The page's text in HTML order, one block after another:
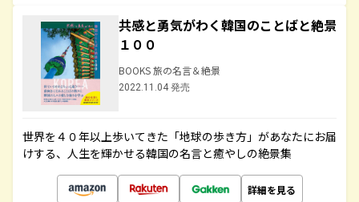
共感と勇気がわく韓国のことばと絶景
１００
BOOKS 旅の名言＆絶景
2022.11.04 発売
世界を４０年以上歩いてきた「地球の歩き方」があなたにお届
けする、人生を輝かせる韓国の名言と癒やしの絶景集
詳細を見る